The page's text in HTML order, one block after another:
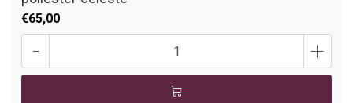
€65,00
- +